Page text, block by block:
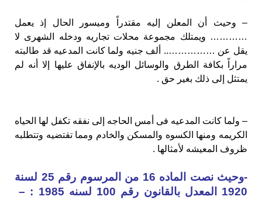
– وحيث أن المعلن إليه مقتدراً وميسور الحال إذ يعمل
………… ويمتلك مجموعة محلات تجاريه ودخله الشهرى لا
يقل عن …………….. ألف جنيه ولما كانت المدعيه قد طالبته
مراراً بكافة الطرق والوسائل الوديه بالإنفاق عليها إلا أنه لم
يمتثل إلى ذلك بغير حق .
– ولما كانت المدعيه فى أمس الحاجه إلى نفقه تكفل لها الحياه
الكريمه ومنها الكسوه والمسكن والخادم ومما تقتضيه وتتطلبه
ظروف المعيشه لأمثالها .
-وحيث نصت الماده 16 من المرسوم رقم 25 لسنة
1920 المعدل بالقانون رقم 100 لسنه 1985 : –